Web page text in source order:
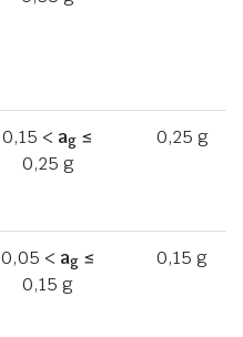
0,15 < ag ≤
0,25 g
0,25 g
0,05 < ag≤
0,15 g
0,15 g